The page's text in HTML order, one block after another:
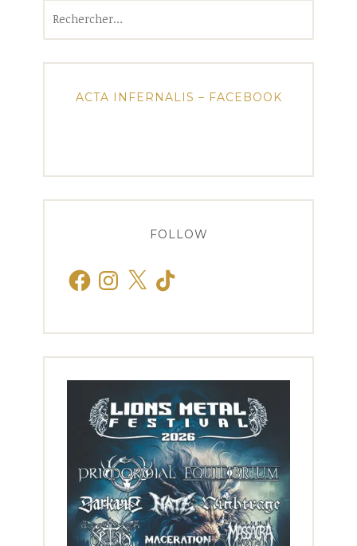
ACTA INFERNALIS – FACEBOOK
FOLLOW
FacebookInstagram
X TikTok